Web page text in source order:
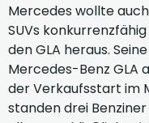
Mercedes wollte
SUVs
den GLA heraus.
Mercedes-Benz GLA
der Verkaufsstart im
standen drei